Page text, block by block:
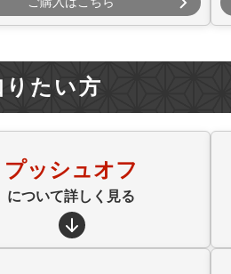
たい方
プッシュオフ
について詳しく見る